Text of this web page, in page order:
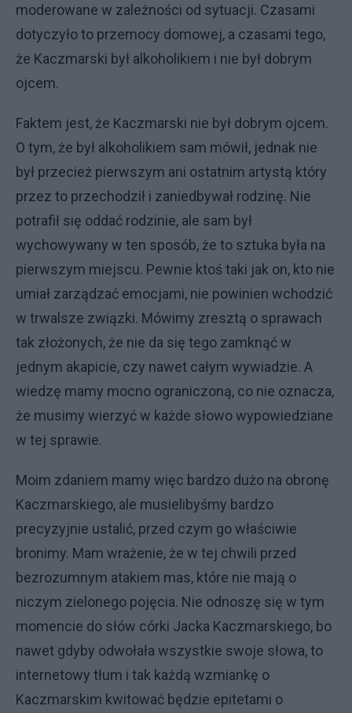
moderowane w zależności od sytuacji. Czasami
dotyczyło to przemocy domowej, a czasami tego,
że Kaczmarski był alkoholikiem i nie był dobrym
ojcem.
Faktem jest, że Kaczmarski nie był dobrym ojcem.
O tym, że był alkoholikiem sam mówił, jednak nie
był przecież pierwszym ani ostatnim artystą który
przez to przechodził i zaniedbywał rodzinę. Nie
potrafił się oddać rodzinie, ale sam był
wychowywany w ten sposób, że to sztuka była na
pierwszym miejscu. Pewnie ktoś taki jak on, kto nie
umiał zarządzać emocjami, nie powinien wchodzić
w trwalsze związki. Mówimy zresztą o sprawach
tak złożonych, że nie da się tego zamknąć w
jednym akapicie, czy nawet całym wywiadzie. A
wiedzę mamy mocno ograniczoną, co nie oznacza,
że musimy wierzyć w każde słowo wypowiedziane
w tej sprawie.
Moim zdaniem mamy więc bardzo dużo na obronę
Kaczmarskiego, ale musielibyśmy bardzo
precyzyjnie ustalić, przed czym go właściwie
bronimy. Mam wrażenie, że w tej chwili przed
bezrozumnym atakiem mas, które nie mają o
niczym zielonego pojęcia. Nie odnoszę się w tym
momencie do słów córki Jacka Kaczmarskiego, bo
nawet gdyby odwołała wszystkie swoje słowa, to
internetowy tłum i tak każdą wzmiankę o
Kaczmarskim kwitować będzie epitetami o